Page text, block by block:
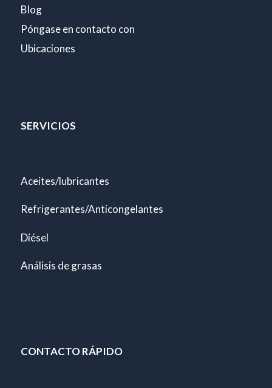
Blog
Póngase en contacto con
Ubicaciones
SERVICIOS
Aceites/lubricantes
Refrigerantes/Anticongelantes
Diésel
Análisis de grasas
CONTACTO RÁPIDO